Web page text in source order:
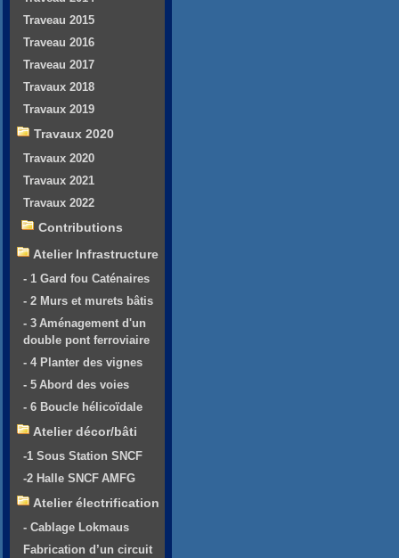
Traveau 2015
Traveau 2016
Traveau 2017
Travaux 2018
Travaux 2019
Travaux 2020
Travaux 2020
Travaux 2021
Travaux 2022
Contributions
Atelier Infrastructure
- 1 Gard fou Caténaires
- 2 Murs et murets bâtis
- 3 Aménagement d'un
double pont ferroviaire
- 4 Planter des vignes
- 5 Abord des voies
- 6 Boucle hélicoïdale
Atelier décor/bâti
-1 Sous Station SNCF
-2 Halle SNCF AMFG
Atelier électrification
- Cablage Lokmaus
Fabrication d’un circuit